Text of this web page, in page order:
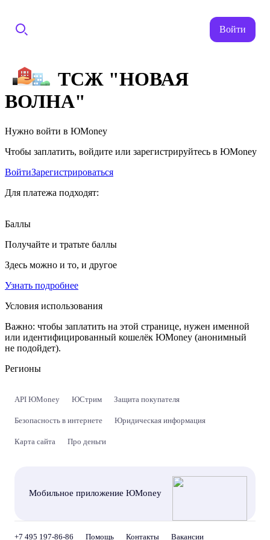
Войти
ТСЖ "НОВАЯ
ВОЛНА"
Нужно войти в ЮMoney
Чтобы заплатить, войдите или зарегистрируйтесь в ЮMoney
ВойтиЗарегистрироваться
Для платежа подходят:
Баллы
Получайте и тратьте баллы
Здесь можно и то, и другое
Узнать подробнее
Условия использования
Важно: чтобы заплатить на этой странице, нужен именной
или идентифицированный кошелёк ЮMoney (анонимный
не подойдет).
Регионы
API ЮMoney ЮСтрим Защита покупателя
Безопасность в интернете Юридическая информация
Карта сайта Про деньги
Мобильное приложение ЮMoney
+7 495 197-86-86 Помощь Контакты Вакансии